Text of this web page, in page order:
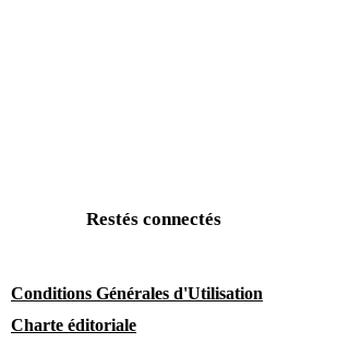
Restés connectés
Conditions Générales d'Utilisation
Charte éditoriale